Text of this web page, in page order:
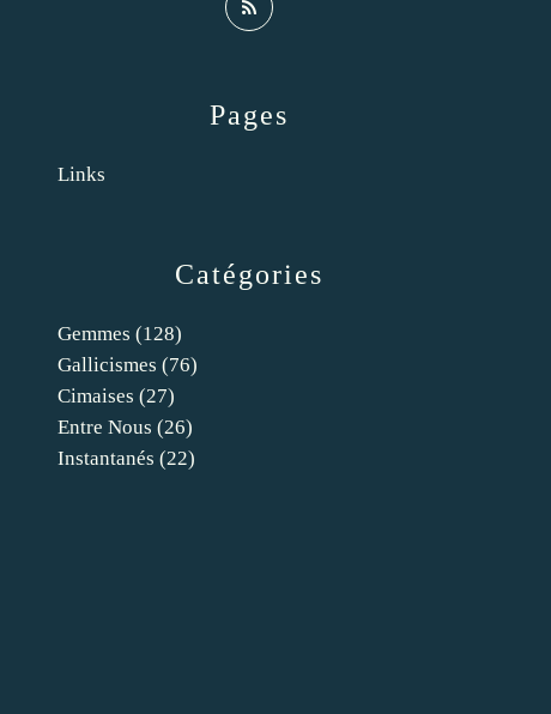
Catégories
Gemmes (128)
Gallicismes (76)
Cimaises (27)
Entre Nous (26)
Instantanés (22)
Pages
Links